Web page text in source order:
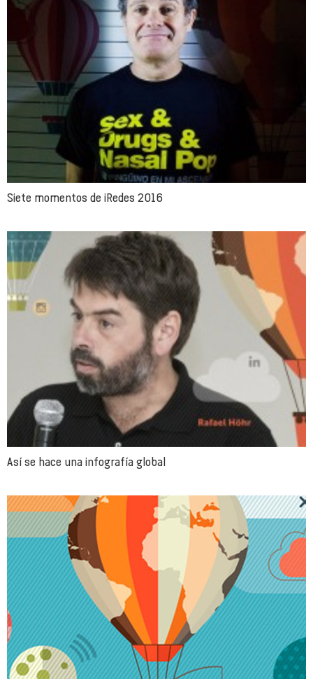
Siete momentos de iRedes 2016
Así se hace una infografía global